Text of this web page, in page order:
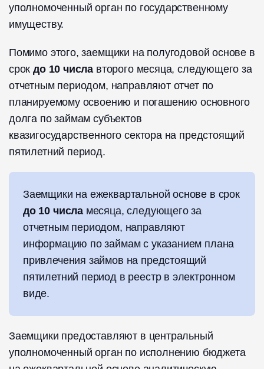
уполномоченный орган по государственному
имуществу.
Помимо этого, заемщики на полугодовой основе в
срокдо 10 числа второго месяца, следующего за
отчетным периодом, направляют отчет по
планируемому освоению и погашению основного
долга по займам субъектов
квазигосударственного сектора на предстоящий
пятилетний период.
Заемщики на ежеквартальной основе в срок
до 10 числа месяца, следующего за
отчетным периодом, направляют
информацию по займам с указанием плана
привлечения займов на предстоящий
пятилетний период в реестр в электронном
виде.
Заемщики предоставляют в центральный
уполномоченный орган по исполнению бюджета